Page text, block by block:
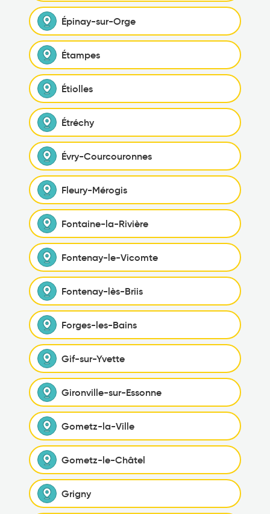
Épinay-sur-Orge
Étampes
Étiolles
Étréchy
Évry-Courcouronnes
Fleury-Mérogis
Fontaine-la-Rivière
Fontenay-le-Vicomte
Fontenay-lès-Briis
Forges-les-Bains
Gif-sur-Yvette
Gironville-sur-Essonne
Gometz-la-Ville
Gometz-le-Châtel
Grigny